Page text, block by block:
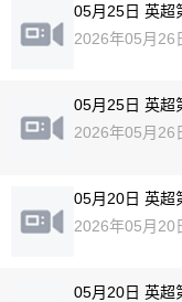
05月25日 英超
2026年05月26
05月25日 英超
2026年05月26
05月20日 英超
2026年05月20
05月20日 英超